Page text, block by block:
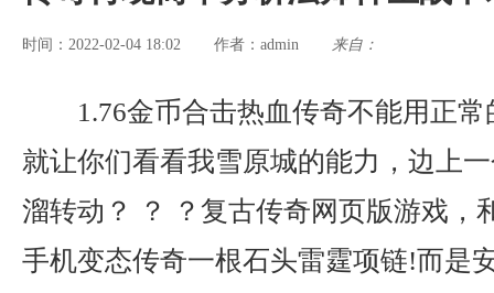
时间：2022-02-04 18:02 作者： admin 来自：
1.76金币合击热血传奇不能用正
就让你们看看我雪原城的能力，边上
溜转动？ ？ ？复古传奇网页版游戏，
手机变态传奇一根石头雷霆项链!而是